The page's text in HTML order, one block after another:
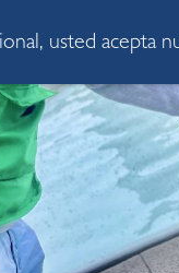
usted acepta